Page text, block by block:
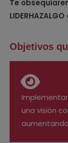
Te
Objetivos
una visión